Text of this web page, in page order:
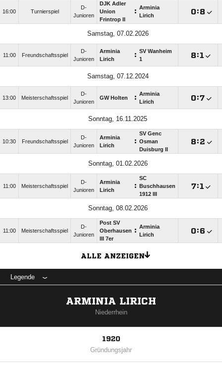
16:00 Turnierspiel
D-
Junioren
DJK Adler
Union
Frintrop II
: Arminia
Lirich
:
Samstag, 07.02.2026
11:00 Freundschaftsspiel
D-
Junioren
Arminia
Lirich
: SV Wanheim
1
:
Samstag, 07.12.2024
13:00 Meisterschaftsspiel
D-
Junioren
GW Holten : Arminia
Lirich
:
Sonntag, 16.11.2025
10:30 Freundschaftsspiel
D-
Junioren
Arminia
Lirich
:
SV Genc
Osman
Duisburg II
:
Sonntag, 01.02.2026
11:00 Meisterschaftsspiel
D-
Junioren
Arminia
Lirich
:
SC
Buschhausen
1912 III
:
Sonntag, 08.02.2026
11:00 Meisterschaftsspiel
D-
Junioren
Post SV
Oberhausen
III 7er
: Arminia
Lirich
:
ALLE ANZEIGEN
Legende
ARMINIA LIRICH
Niederrhein
1920
Gründungsjahr